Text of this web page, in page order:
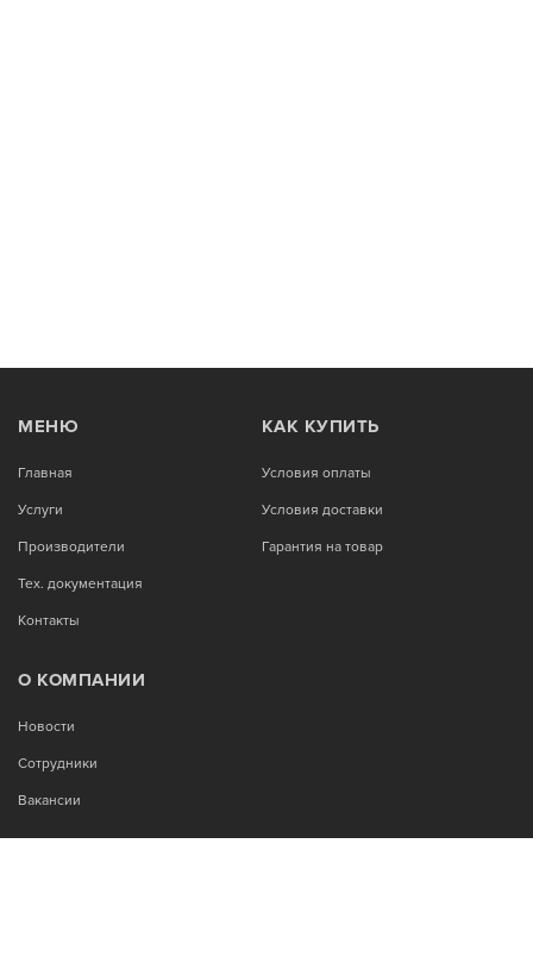
МЕНЮ
Главная
Услуги
Производители
Тех. документация
Контакты
КАК КУПИТЬ
Условия оплаты
Условия доставки
Гарантия на товар
О КОМПАНИИ
Новости
Сотрудники
Вакансии